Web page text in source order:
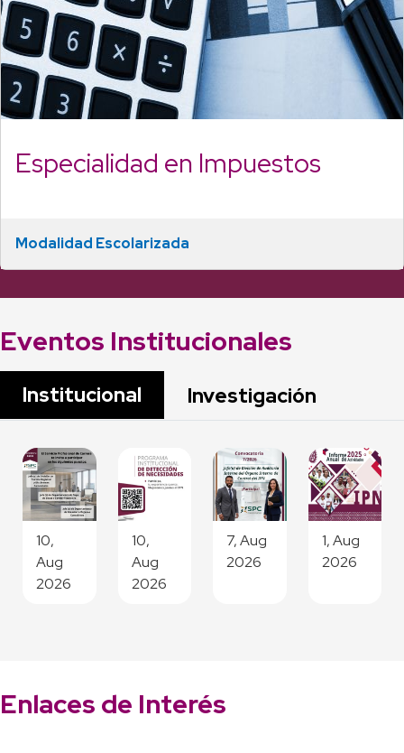
Especialidad en Impuestos
Modalidad Escolarizada
Eventos Institucionales
Institucional Investigación
10,
Aug
2026
10,
Aug
2026
7, Aug
2026
1, Aug
2026
Enlaces de Interés